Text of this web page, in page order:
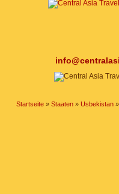
Startseite » Staaten » Usbekistan »